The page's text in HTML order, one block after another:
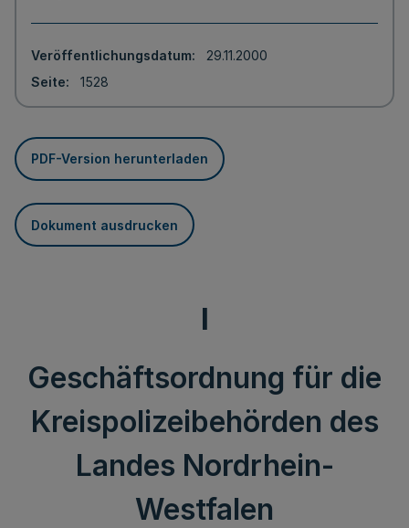
Veröffentlichungsdatum
29.11.2000
Seite
1528
PDF-Version herunterladen
Dokument ausdrucken
I
Geschäftsordnung für die
Kreispolizeibehörden des
Landes Nordrhein-
Westfalen